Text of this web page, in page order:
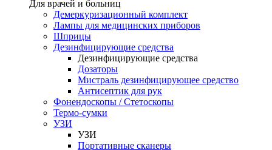
Для врачей и больниц
Демеркуризационный комплект
Лампы для медицинских приборов
Шприцы
Дезинфицирующие средства
Дезинфицирующие средства
Дозаторы
Мистраль дезинфицирующее средство
Антисептик для рук
Фонендоскопы / Стетоскопы
Термо-сумки
УЗИ
УЗИ
Портативные сканеры